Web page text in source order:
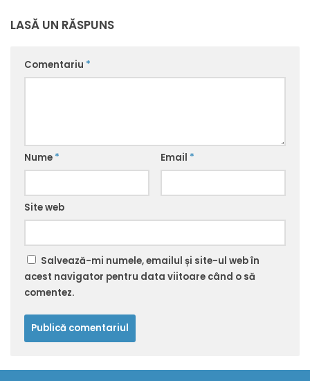
LASĂ UN RĂSPUNS
Comentariu *
Nume * Email *
Site web
Salvează-mi numele, emailul și site-ul web în
acest navigator pentru data viitoare când o să
comentez.